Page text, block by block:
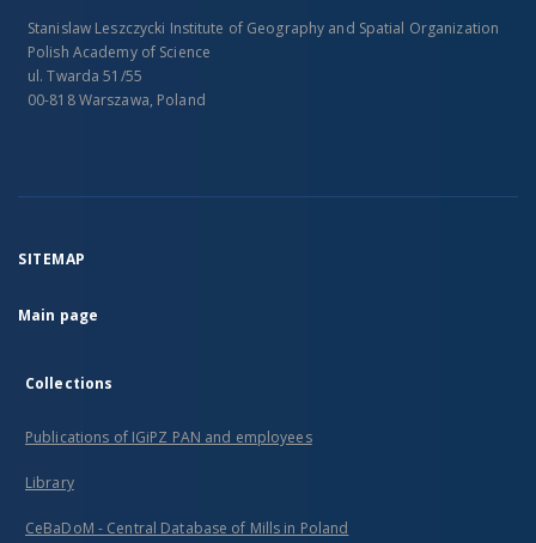
Stanislaw Leszczycki Institute of Geography and Spatial Organization
Polish Academy of Science
ul. Twarda 51/55
00-818 Warszawa, Poland
SITEMAP
Main page
Collections
Publications of IGiPZ PAN and employees
Library
CeBaDoM - Central Database of Mills in Poland